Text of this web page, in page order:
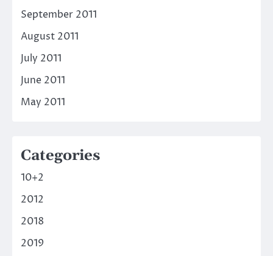
September 2011
August 2011
July 2011
June 2011
May 2011
Categories
10+2
2012
2018
2019